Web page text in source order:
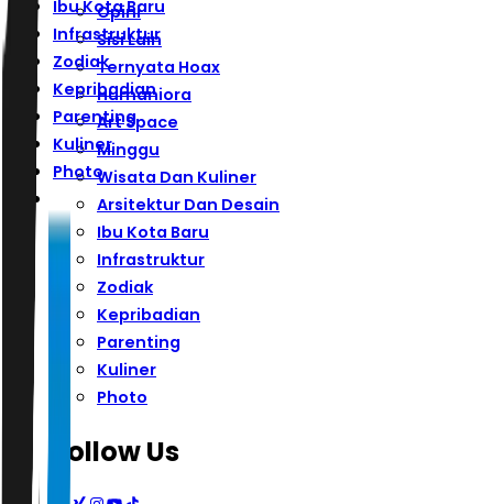
Ibu Kota Baru
Infrastruktur
Zodiak
Kepribadian
Parenting
Kuliner
Photo
Opini
Sisi Lain
Ternyata Hoax
Humaniora
Art Space
Minggu
Wisata Dan Kuliner
Arsitektur Dan Desain
Ibu Kota Baru
Infrastruktur
Zodiak
Kepribadian
Parenting
Kuliner
Photo
Follow Us